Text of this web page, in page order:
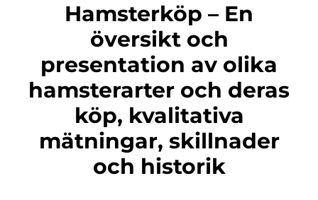
Hamsterköp – En
översikt och
presentation av olika
hamsterarter och deras
köp, kvalitativa
mätningar, skillnader
och historik